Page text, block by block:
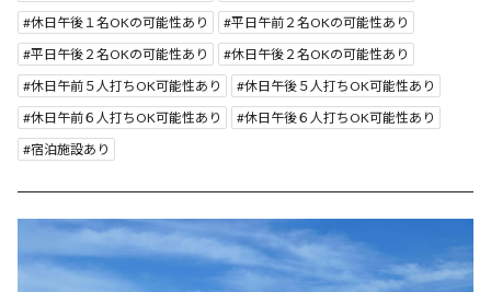
休日午後１名OKの可能性あり
平日午前２名OKの可能性あり
平日午後２名OKの可能性あり
休日午後２名OKの可能性あり
休日午前５人打ちOK可能性あり
休日午後５人打ちOK可能性あり
休日午前６人打ちOK可能性あり
休日午後６人打ちOK可能性あり
宿泊施設あり